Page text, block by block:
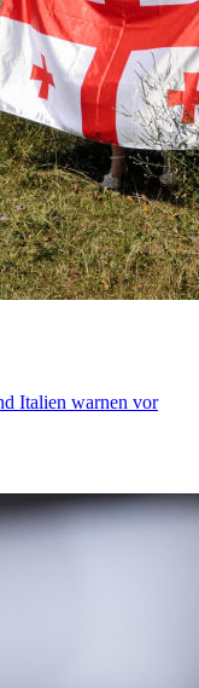
Italien warnen vor